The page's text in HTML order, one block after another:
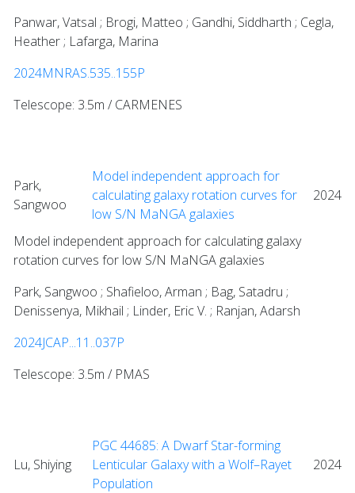
Panwar, Vatsal ; Brogi, Matteo ; Gandhi, Siddharth ; Cegla,
Heather ; Lafarga, Marina
2024MNRAS.535..155P
Telescope: 3.5m / CARMENES
Park,
Sangwoo
Model independent approach for
calculating galaxy rotation curves for
low S/N MaNGA galaxies
2024
Model independent approach for calculating galaxy
rotation curves for low S/N MaNGA galaxies
Park, Sangwoo ; Shafieloo, Arman ; Bag, Satadru ;
Denissenya, Mikhail ; Linder, Eric V. ; Ranjan, Adarsh
2024JCAP...11..037P
Telescope: 3.5m / PMAS
Lu, Shiying
PGC 44685: A Dwarf Star-forming
Lenticular Galaxy with a Wolf–Rayet
Population
2024